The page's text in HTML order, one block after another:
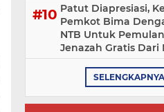
Patut Diapresiasi,
Pemkot Bima
NTB Untuk
Jenazah Gratis Dari
SELENGKAPNYA